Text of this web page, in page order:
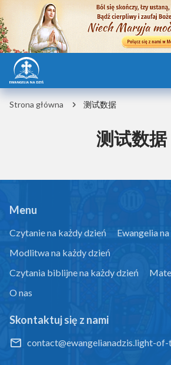
Strona główna 测试数据
测试数据
Menu
Czytanie na każdy dzień
Ewangelia
Modlitwa na każdy dzień
Czytania biblijne na każdy dzień
O nas
Skontaktuj się z nami
contact@ewangelianadzis.light-